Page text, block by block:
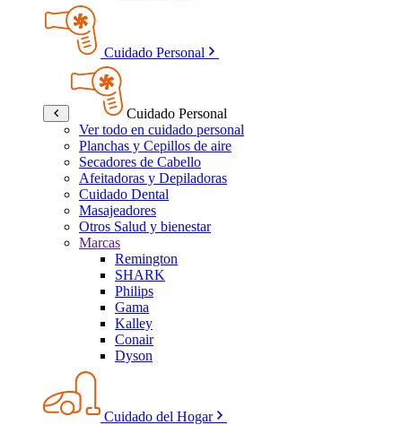
Cuidado Personal
Cuidado Personal
Ver todo en cuidado personal
Planchas y Cepillos de aire
Secadores de Cabello
Afeitadoras y Depiladoras
Cuidado Dental
Masajeadores
Otros Salud y bienestar
Marcas
Remington
SHARK
Philips
Gama
Kalley
Conair
Dyson
Cuidado del Hogar